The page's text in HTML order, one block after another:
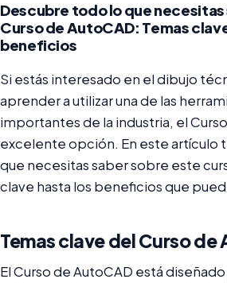
Descubre todo lo que
Curso de AutoCAD: Temas
beneficios
Si estás interesado en el dibujo
aprender a utilizar una de las
importantes de la industria, el
excelente opción. En este artículo
que necesitas saber sobre este
clave hasta los beneficios que
Temas clave del Curso de
El Curso de AutoCAD está